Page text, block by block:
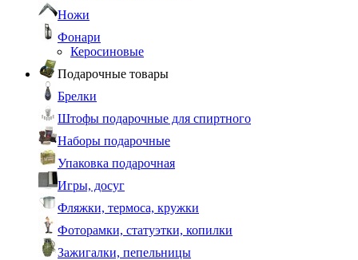
Ножи
Фонари
Керосиновые
Подарочные товары
Брелки
Штофы подарочные для спиртного
Наборы подарочные
Упаковка подарочная
Игры, досуг
Фляжки, термоса, кружки
Фоторамки, статуэтки, копилки
Зажигалки, пепельницы